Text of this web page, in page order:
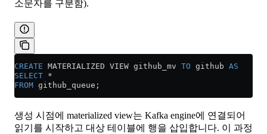
소문자를 구분함).
CREATE MATERIALIZED VIEW github_mv TO github AS
SELECT *
FROM github_queue;
생성 시점에 materialized view는 Kafka engine에 연결되어
읽기를 시작하고 대상 테이블에 행을 삽입합니다. 이 과정